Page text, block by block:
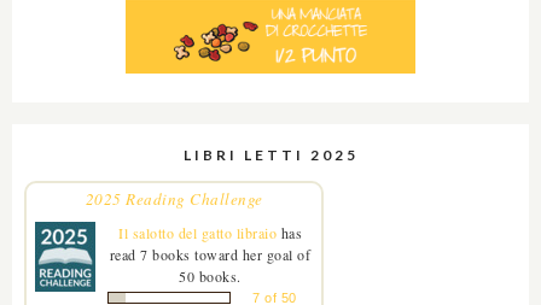
LIBRI LETTI 2025
2025 Reading Challenge
Il salotto del gatto libraio has
read 7 books toward her goal of
50 books.
7 of 50